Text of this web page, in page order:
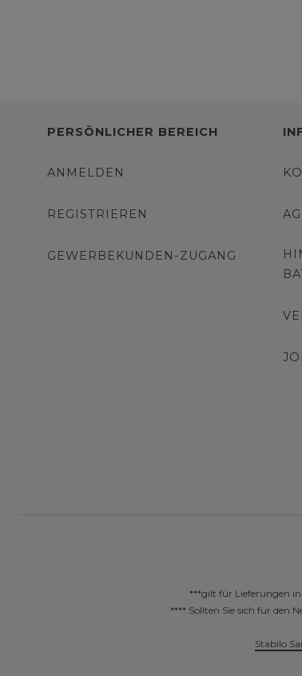
PERSÖNLICHER BEREICH
ANMELDEN
REGISTRIEREN
GEWERBEKUNDEN-ZUGANG
***gilt für Lieferungen
**** Sollten Sie sich für den
Stabilo